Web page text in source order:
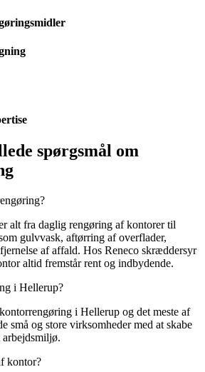
spørgsmål om
alt fra daglig rengøring af kontorer til
gulvvask, aftørring af overflader,
af affald. Hos Reneco skræddersyr
altid fremstår rent og indbydende.
i Hellerup?
i Hellerup og det meste af
små og store virksomheder med at skabe
kontor?